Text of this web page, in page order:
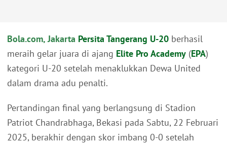
Bola.com, Jakarta Persita Tangerang U-20 berhasil
meraih gelar juara di ajang Elite Pro Academy (EPA)
kategori U-20 setelah menaklukkan Dewa United
dalam drama adu penalti.
Pertandingan final yang berlangsung di Stadion
Patriot Chandrabhaga, Bekasi pada Sabtu, 22 Februari
2025, berakhir dengan skor imbang 0-0 setelah